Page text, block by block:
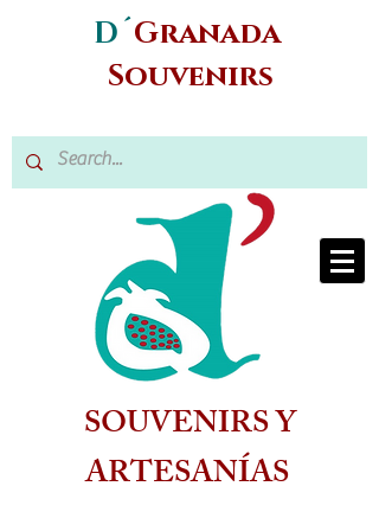
D´Granada
Souvenirs
SOUVENIRS Y
ARTESANÍAS